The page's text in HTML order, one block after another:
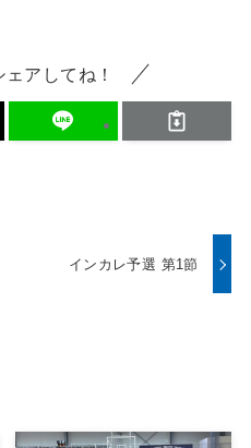
アしてね！
インカレ予選 第1節